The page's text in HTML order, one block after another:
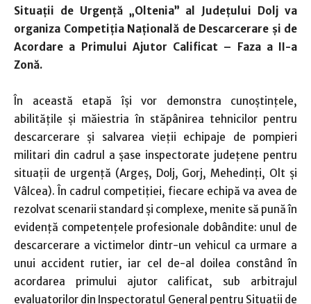
Situații de Urgență „Oltenia” al Județului Dolj va
organiza Competiția Națională de Descarcerare și de
Acordare a Primului Ajutor Calificat – Faza a II-a
Zonă.
În această etapă își vor demonstra cunoştinţele,
abilităţile şi măiestria în stăpânirea tehnicilor pentru
descarcerare şi salvarea vieţii echipaje de pompieri
militari din cadrul a şase inspectorate judeţene pentru
situaţii de urgenţă (Argeș, Dolj, Gorj, Mehedinți, Olt și
Vâlcea). În cadrul competiției, fiecare echipă va avea de
rezolvat scenarii standard și complexe, menite să pună în
evidență competențele profesionale dobândite: unul de
descarcerare a victimelor dintr-un vehicul ca urmare a
unui accident rutier, iar cel de-al doilea constând în
acordarea primului ajutor calificat, sub arbitrajul
evaluatorilor din Inspectoratul General pentru Situaţii de